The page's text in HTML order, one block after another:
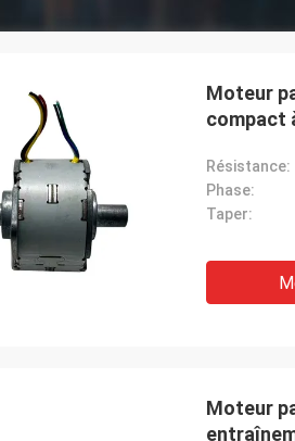
Moteur
compact
Résistance:
Phase:
Taper:
Moteur